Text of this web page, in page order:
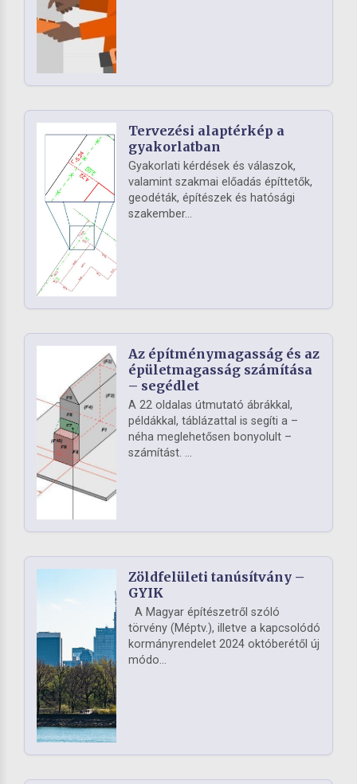
Tervezési alaptérkép a
gyakorlatban
Gyakorlati kérdések és válaszok,
valamint szakmai előadás építtetők,
geodéták, építészek és hatósági
szakember...
Az építménymagasság és az
épületmagasság számítása
– segédlet
A 22 oldalas útmutató ábrákkal,
példákkal, táblázattal is segíti a –
néha meglehetősen bonyolult –
számítást. ...
Zöldfelületi tanúsítvány –
GYIK
A Magyar építészetről szóló
törvény (Méptv.), illetve a kapcsolódó
kormányrendelet 2024 októberétől új
módo...